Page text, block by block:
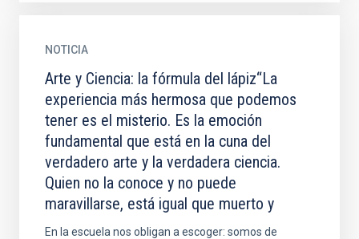
NOTICIA
Arte y Ciencia: la fórmula del lápiz“La
experiencia más hermosa que podemos
tener es el misterio. Es la emoción
fundamental que está en la cuna del
verdadero arte y la verdadera ciencia.
Quien no la conoce y no puede
maravillarse, está igual que muerto y
En la escuela nos obligan a escoger: somos de